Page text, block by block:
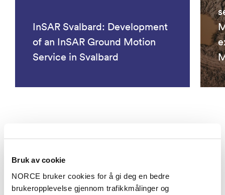
Bruk av cookie
NORCE bruker cookies for å gi deg en bedre
brukeropplevelse gjennom trafikkmålinger og
InSAR Svalbard: Development
of an InSAR Ground Motion
Service in Svalbard
Aktuelt